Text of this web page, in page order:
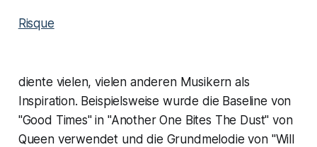
Risque
diente vielen, vielen anderen Musikern als
Inspiration. Beispielsweise wurde die Baseline von
"Good Times" in "Another One Bites The Dust" von
Queen verwendet und die Grundmelodie von "Will